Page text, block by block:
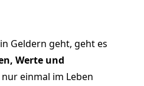
Geldern geht, geht es
Werte und
einmal im Leben